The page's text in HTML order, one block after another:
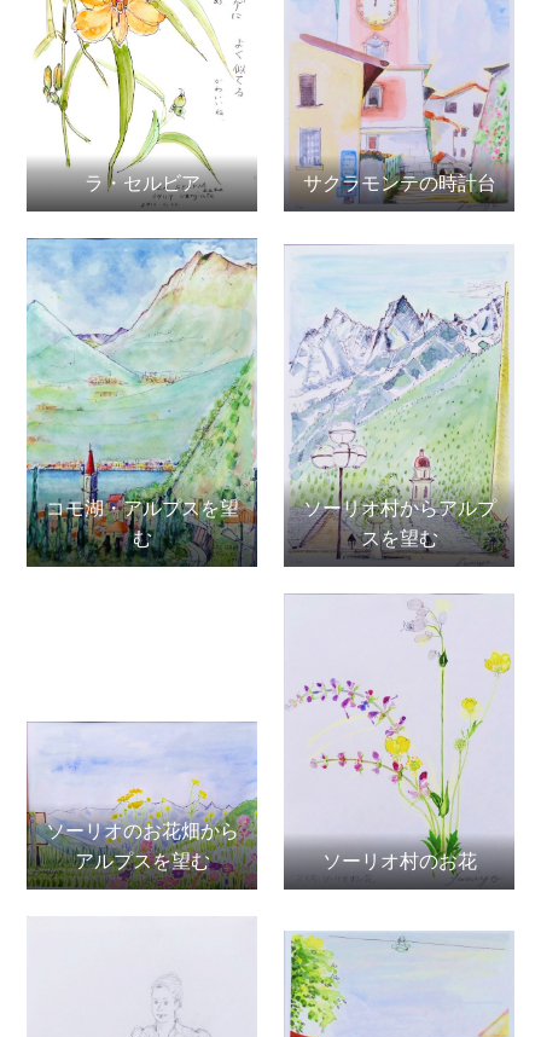
ラ・セルビア サクラモンテの時計台
コモ湖・アルプスを望
む
ソーリオ村からアルプ
スを望む
ソーリオのお花畑から
アルプスを望む
ソーリオ村のお花